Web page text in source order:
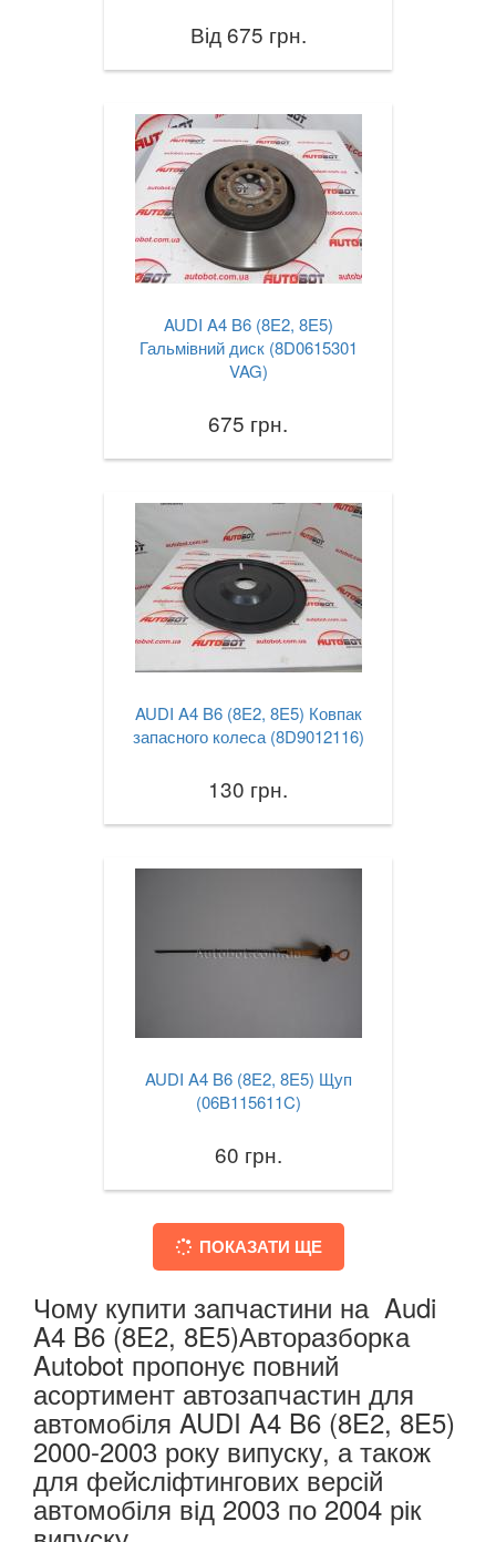
Від 675 грн.
AUDI A4 B6 (8E2, 8E5)
Гальмівний диск (8D0615301
VAG)
675 грн.
AUDI A4 B6 (8E2, 8E5) Ковпак
запасного колеса (8D9012116)
130 грн.
AUDI A4 B6 (8E2, 8E5) Щуп
(06B115611C)
60 грн.
ПОКАЗАТИ ЩЕ
Чому купити запчастини на Audi
A4 B6 (8E2, 8E5)Авторазборка
Autobot пропонує повний
асортимент автозапчастин для
автомобіля AUDI A4 B6 (8E2, 8E5)
2000-2003 року випуску, а також
для фейсліфтингових версій
автомобіля від 2003 по 2004 рік